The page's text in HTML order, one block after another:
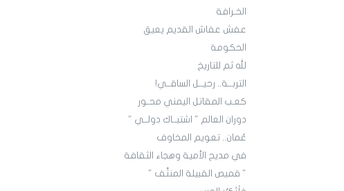
الخـرافة
عفش عفاش القديم يعيق
الحكومة
لله ثم للتاريخ
التربــة.. رحيــل الساقــي!
كعـب المقاتل اليمني محـور
دوران العالم " اشتبــاك دولــي "
عُمان.. تعويم المخاوف
في مديح الأمية وهجاء الثقافة
" قميص القبيلة المنتَّف "